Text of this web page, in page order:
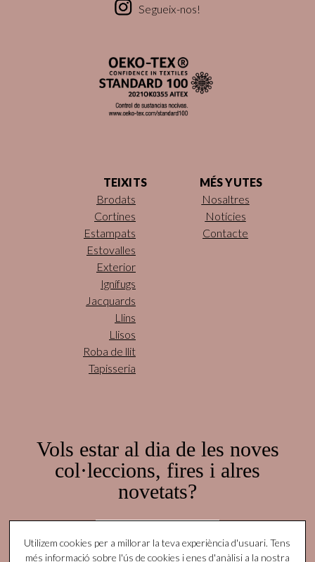
Segueix-nos!
TEIXITS
Brodats
Cortines
Estampats
Estovalles
Exterior
Ignífugs
Jacquards
Llins
Llisos
Roba de llit
Tapisseria
MÉS YUTES
Nosaltres
Notícies
Contacte
Vols estar al dia de les noves
col·leccions, fires i alres
novetats?
Subscriu-te aquí!
Utilizem cookies per a millorar la teva experiència d'usuari. Tens
més informació sobre l'ús de cookies i enes d'anàlisi a la nostra